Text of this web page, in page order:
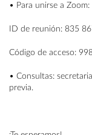
• Para unirse a Zoom:
ID de reunión: 835
Código de acceso:
• Consultas:
previa.